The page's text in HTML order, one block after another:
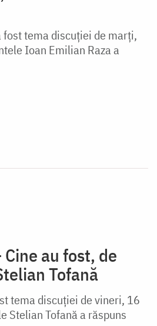
fost tema discuției de marți,
Ioan Emilian Raza a
au fost, de
Tofană
tema discuției de vineri, 16
Stelian Tofană a răspuns